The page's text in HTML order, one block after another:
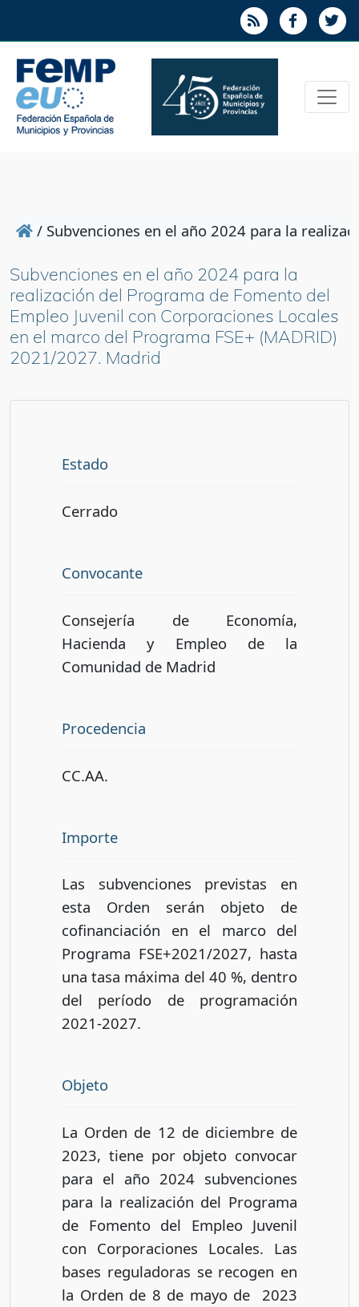
/ Subvenciones en el año 2024 para la
Subvenciones en el año 2024 para la
realización del Programa de Fomento del
Empleo Juvenil con Corporaciones Locales
en el marco del Programa FSE+ (MADRID)
2021/2027. Madrid
Estado
Cerrado
Convocante
Consejería de Economía,
Hacienda y Empleo de la
Comunidad de Madrid
Procedencia
CC.AA.
Importe
Las subvenciones previstas en
esta Orden serán objeto de
cofinanciación en el marco del
Programa FSE+2021/2027, hasta
una tasa máxima del 40 %, dentro
del período de programación
2021-2027.
Objeto
La Orden de 12 de diciembre de
2023, tiene por objeto convocar
para el año 2024 subvenciones
para la realización del Programa
de Fomento del Empleo Juvenil
con Corporaciones Locales. Las
bases reguladoras se recogen en
la Orden de 8 de mayo de 2023